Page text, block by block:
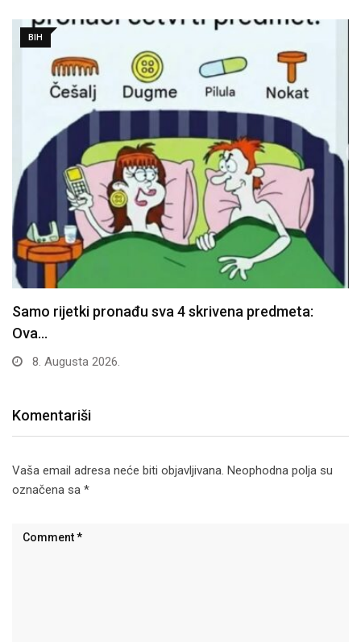
BIH
Samo rijetki pronađu sva 4 skrivena predmeta:
Ova…
8. Augusta 2026.
Komentariši
Vaša email adresa neće biti objavljivana. Neophodna polja su
označena sa *